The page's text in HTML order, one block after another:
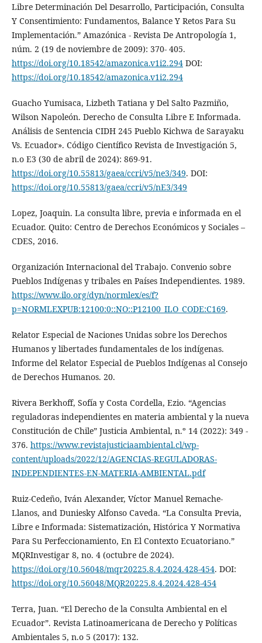
Libre Determinación Del Desarrollo, Participación, Consulta
Y Consentimiento: Fundamentos, Balance Y Retos Para Su
Implementación.” Amazónica - Revista De Antropología 1,
núm. 2 (19 de noviembre de 2009): 370- 405.
https://doi.org/10.18542/amazonica.v1i2.294DOI:
https://doi.org/10.18542/amazonica.v1i2.294
Guacho Yumisaca, Lizbeth Tatiana y Del Salto Pazmiño,
Wilson Napoleón. Derecho de Consulta Libre E Informada.
Análisis de Sentencia CIDH 245 Pueblo Kichwa de Sarayaku
Vs. Ecuador». Código Científico Revista de Investigación 5,
n.o E3 (30 de abril de 2024): 869-91.
https://doi.org/10.55813/gaea/ccri/v5/ne3/349. DOI:
https://doi.org/10.55813/gaea/ccri/v5/nE3/349
Lopez, Joaquin. La consulta libre, previa e informada en el
Ecuador. Quito: Centro de Derechos Económicos y Sociales –
CDES, 2016.
Organización Internacional del Trabajo. Convenio sobre
Pueblos Indígenas y tribales en Países Independientes. 1989.
https://www.ilo.org/dyn/normlex/es/f?
p=NORMLEXPUB:12100:0::NO::P12100_ILO_CODE:C169.
Relator Especial de Naciones Unidas sobre los Derechos
Humanos y libertades fundamentales de los indígenas.
Informe del Relator Especial de Pueblos Indígenas al Consejo
de Derechos Humanos. 20.
Rivera Berkhoff, Sofía y Costa Cordella, Ezio. “Agencias
reguladoras independientes en materia ambiental y la nueva
Constitución de Chile” Justicia Ambiental, n.º 14 (2022): 349 -
376. https://www.revistajusticiaambiental.cl/wp-
content/uploads/2022/12/AGENCIAS-REGULADORAS-
INDEPENDIENTES-EN-MATERIA-AMBIENTAL.pdf
Ruiz-Cedeño, Iván Alexander, Víctor Manuel Remache-
Llanos, and Duniesky Alfonso Caveda. “La Consulta Previa,
Libre e Informada: Sistematización, Histórica Y Normativa
Para Su Perfeccionamiento, En El Contexto Ecuatoriano.”
MQRInvestigar 8, no. 4 (octubre de 2024).
https://doi.org/10.56048/mqr20225.8.4.2024.428-454. DOI:
https://doi.org/10.56048/MQR20225.8.4.2024.428-454
Terra, Juan. “El Derecho de la Consulta Ambiental en el
Ecuador”. Revista Latinoamericana de Derecho y Políticas
Ambientales 5, n.o 5 (2017): 132.